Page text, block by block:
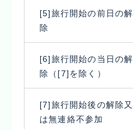
[5]旅行開始の前日の解
除
[6]旅行開始の当日の解
除（[7]を除く）
[7]旅行開始後の解除又
は無連絡不参加